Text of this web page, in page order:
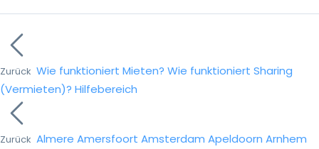
Zurück Wie funktioniert Mieten? Wie funktioniert Sharing
(Vermieten)? Hilfebereich
Zurück Almere Amersfoort Amsterdam Apeldoorn Arnhem